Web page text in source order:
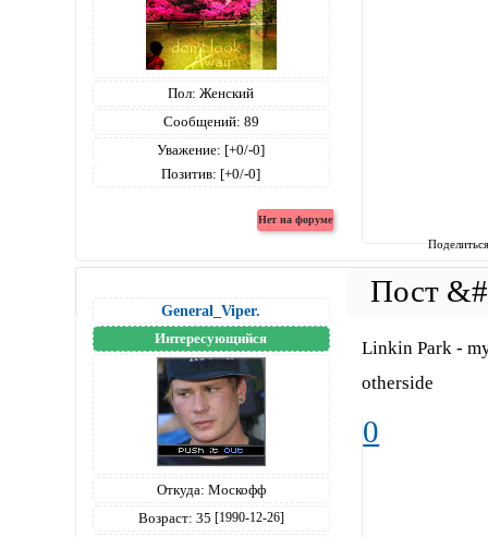
Пол: Женский
Сообщений: 89
Уважение: [+0/-0]
Позитив: [+0/-0]
General_Viper.
Интересующийся
Откуда: Москофф
Возраст: 35 [1990-12-26]
Linkin Park -
otherside
0